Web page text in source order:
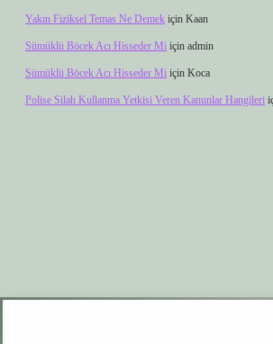
Yakın Fiziksel Temas Ne Demek için Kaan
Sümüklü Böcek Acı Hisseder Mi için admin
Sümüklü Böcek Acı Hisseder Mi için Koca
Polise Silah Kullanma Yetkisi Veren Kanunlar Hangileri
ilbet yeni girişbetexper.xyzelexbet giriş